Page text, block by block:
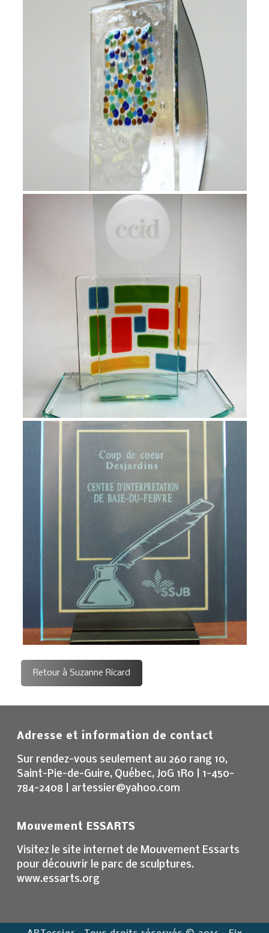
Retour à Suzanne Ricard
Adresse et information de contact
Sur rendez-vous seulement au 260 rang 10,
Saint-Pie-de-Guire, Québec, J0G 1R0 | 1-450-
784-2408 | artessier@yahoo.com
Mouvement ESSARTS
Visitez le site internet de Mouvement Essarts
pour découvrir le parc de sculptures.
www.essarts.org